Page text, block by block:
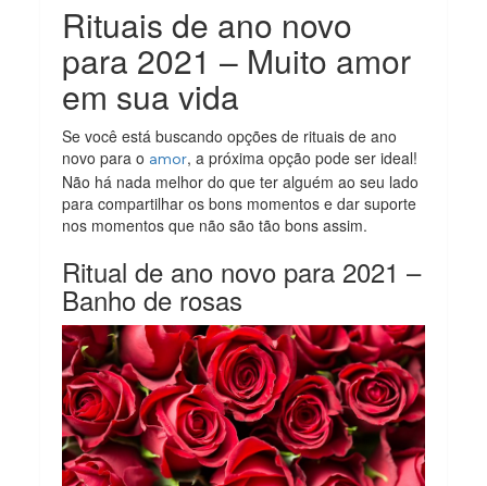
Rituais de ano novo
para 2021 – Muito amor
em sua vida
Se você está buscando opções de rituais de ano
novo para o amor, a próxima opção pode ser ideal!
Não há nada melhor do que ter alguém ao seu lado
para compartilhar os bons momentos e dar suporte
nos momentos que não são tão bons assim.
Ritual de ano novo para 2021 –
Banho de rosas